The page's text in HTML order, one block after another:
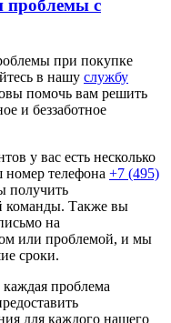
проблемы с
при покупке
в нашу службу
помочь вам решить
и беззаботное
у вас есть несколько
телефона +7 (495)
получить
команды. Также вы
на
или проблемой, и мы
сроки.
проблема
для каждого нашего